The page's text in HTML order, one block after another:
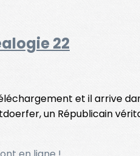
22
et il arrive
un Républicain